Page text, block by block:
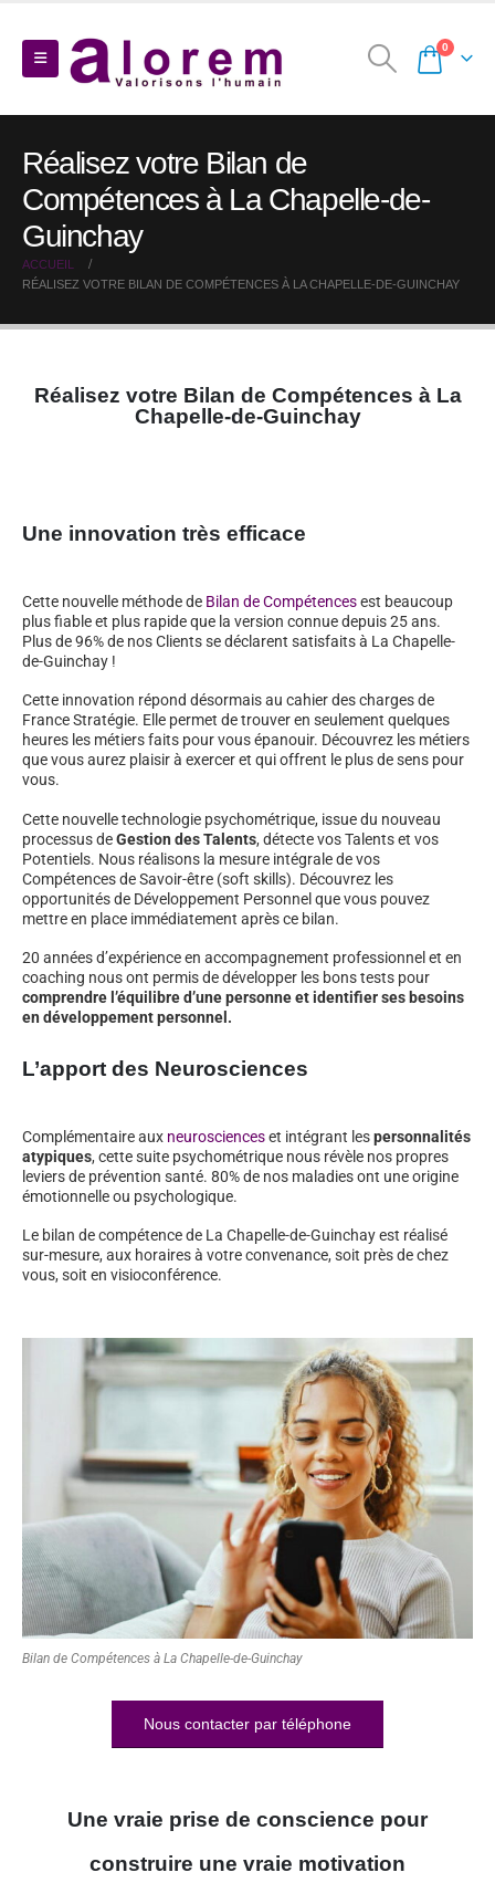
0
Réalisez votre Bilan de
Compétences à La Chapelle-de-
Guinchay
ACCUEIL
RÉALISEZ VOTRE BILAN DE COMPÉTENCES À LA CHAPELLE-DE-GUINCHAY
Réalisez votre Bilan de Compétences à La
Chapelle-de-Guinchay
Une innovation très efficace
Cette nouvelle méthode de Bilan de Compétencesest beaucoup
plus fiable et plus rapide que la version connue depuis 25 ans.
Plus de 96% de nos Clients se déclarent satisfaits à La Chapelle-
de-Guinchay !
Cette innovation répond désormais au cahier des charges de
France Stratégie. Elle permet de trouver en seulement quelques
heures les métiers faits pour vous épanouir. Découvrez les métiers
que vous aurez plaisir à exercer et qui offrent le plus de sens pour
vous.
Cette nouvelle technologie psychométrique, issue du nouveau
processus deGestion des Talents, détecte vos Talents et vos
Potentiels. Nous réalisons la mesure intégrale de vos
Compétences de Savoir-être (soft skills). Découvrez les
opportunités de Développement Personnel que vous pouvez
mettre en place immédiatement après ce bilan.
20 années d’expérience en accompagnement professionnel et en
coaching nous ont permis de développer les bons tests pour
comprendre l’équilibre d’une personne et identifier ses besoins
en développement personnel.
L’apport des Neurosciences
Complémentaire aux neuroscienceset intégrant lespersonnalités
atypiques, cette suite psychométrique nous révèle nos propres
leviers de prévention santé. 80% de nos maladies ont une origine
émotionnelle ou psychologique.
Le bilan de compétence de La Chapelle-de-Guinchay est réalisé
sur-mesure, aux horaires à votre convenance, soit près de chez
vous, soit en visioconférence.
Bilan de Compétences à La Chapelle-de-Guinchay
Nous contacter par téléphone
Une vraie prise de conscience pour
construire une vraie motivation